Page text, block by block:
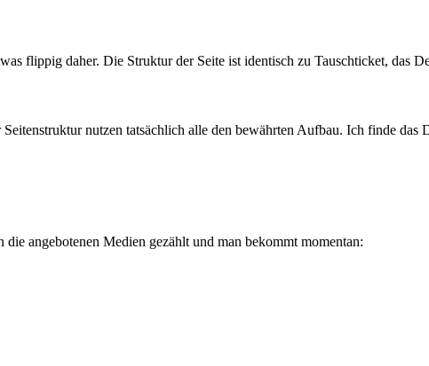
flippig daher. Die Struktur der Seite ist identisch zu Tauschticket, das
nutzen tatsächlich alle den bewährten Aufbau. Ich finde das
angebotenen Medien gezählt und man bekommt momentan: